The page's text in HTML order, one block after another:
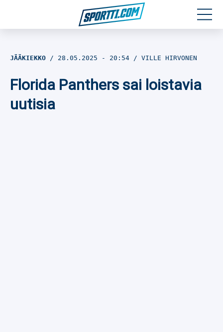
Jalkapallo
JÄÄKIEKKO 28.05.2025 - 20:54 VILLE HIRVONEN
Florida Panthers sai loistavia
uutisia